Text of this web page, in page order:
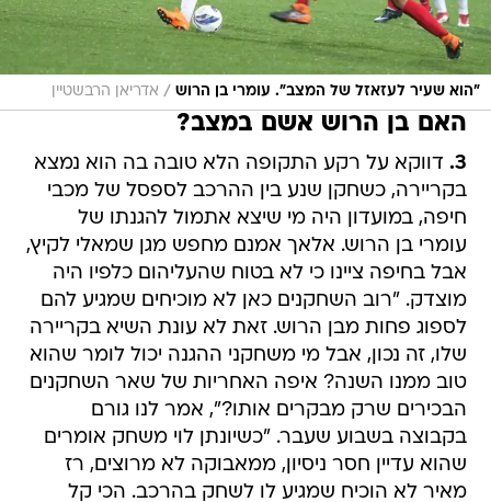
"הוא שעיר לעזאזל של המצב". עומרי בן הרוש / אדריאן הרבשטיין
האם בן הרוש אשם במצב?
3. דווקא על רקע התקופה הלא טובה בה הוא נמצא
בקריירה, כשחקן שנע בין ההרכב לספסל של מכבי
חיפה, במועדון היה מי שיצא אתמול להגנתו של
עומרי בן הרוש. אלאך אמנם מחפש מגן שמאלי לקיץ,
אבל בחיפה ציינו כי לא בטוח שהעליהום כלפיו היה
מוצדק. "רוב השחקנים כאן לא מוכיחים שמגיע להם
לספוג פחות מבן הרוש. זאת לא עונת השיא בקריירה
שלו, זה נכון, אבל מי משחקני ההגנה יכול לומר שהוא
טוב ממנו השנה? איפה האחריות של שאר השחקנים
הבכירים שרק מבקרים אותו?", אמר לנו גורם
בקבוצה בשבוע שעבר. "כשיונתן לוי משחק אומרים
שהוא עדיין חסר ניסיון, ממאבוקה לא מרוצים, רז
מאיר לא הוכיח שמגיע לו לשחק בהרכב. הכי קל